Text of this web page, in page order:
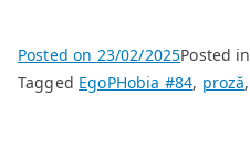
Posted on 23/02/2025Posted in
Tagged EgoPHobia #84, proză,